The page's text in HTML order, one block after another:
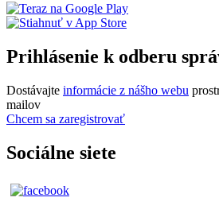
Prihlásenie k odberu
Dostávajte informácie z nášho webu
mailov
Chcem sa zaregistrovať
Sociálne siete